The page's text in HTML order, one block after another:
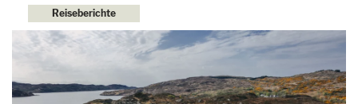
Reiseberichte